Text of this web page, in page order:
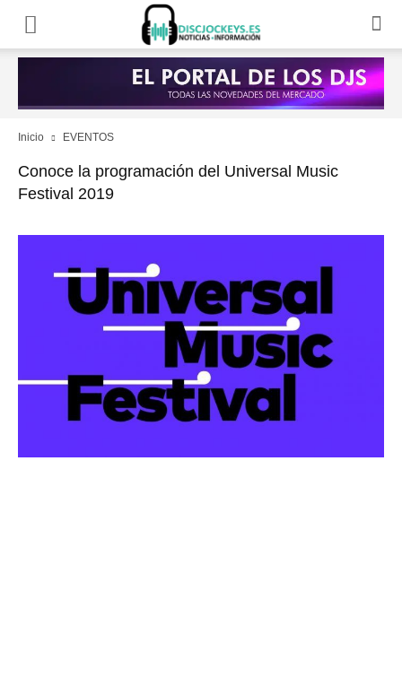
Inicio EVENTOS
Conoce la programación del Universal Music
Festival 2019